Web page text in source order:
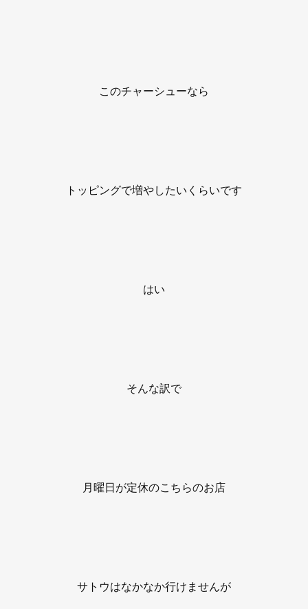
このチャーシューなら
トッピングで増やしたいくらいです
はい
そんな訳で
月曜日が定休のこちらのお店
サトウはなかなか行けませんが